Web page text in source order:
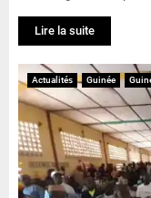
Lire la suite
Actualités Guinée